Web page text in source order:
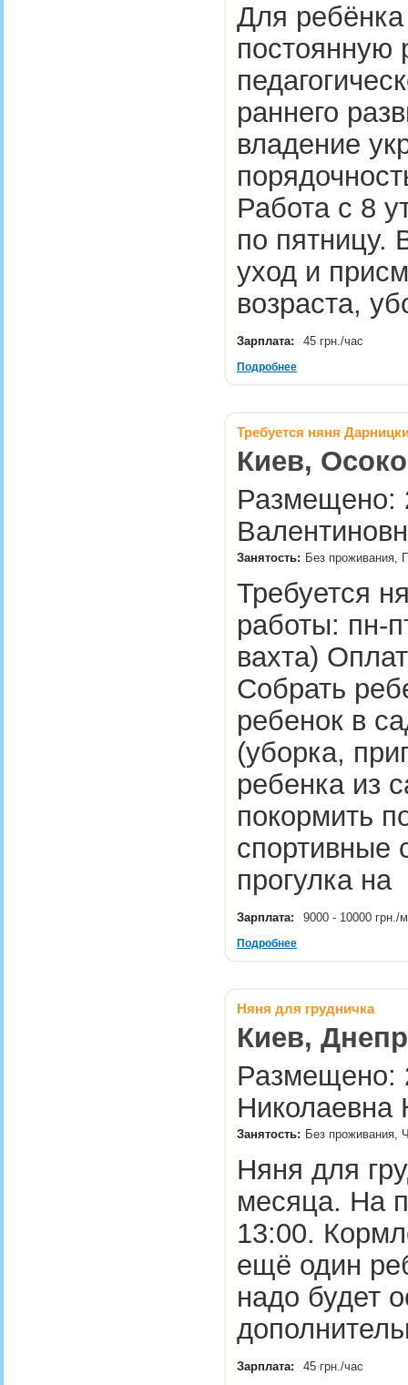
Для ребёнка
постоянную
раннего
владение
Работа с 8
по пятницу.
уход и
возраста,
Зарплата: 45 грн./час
Подробнее
Требуется няня
Киев,
Размещено:
Занятость: Без проживания,
Требуется
работы: пн-
вахта)
Собрать
ребенок в
(уборка,
ребенка из
покормить
спортивные
прогулка на
Зарплата: 9000 - 10000 грн./
Подробнее
Няня для грудничка
Киев,
Размещено:
Николаевна
Занятость: Без проживания,
Няня для
месяца. На
13:00.
ещё один
надо будет
Зарплата: 45 грн./час